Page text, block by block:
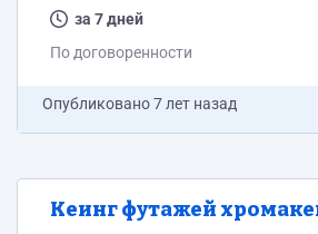
за 7 дней
По договоренности
Опубликовано7 лет назад
Кеинг футажей